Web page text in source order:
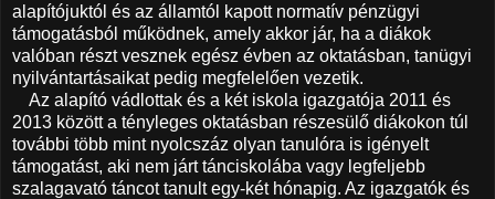
alapítójuktól és az államtól kapott normatív pénzügyi
támogatásból működnek, amely akkor jár, ha a diákok
valóban részt vesznek egész évben az oktatásban, tanügyi
nyilvántartásaikat pedig megfelelően vezetik.
Az alapító vádlottak és a két iskola igazgatója 2011 és
2013 között a tényleges oktatásban részesülő diákokon túl
további több mint nyolcszáz olyan tanulóra is igényelt
támogatást, aki nem járt tánciskolába vagy legfeljebb
szalagavató táncot tanult egy-két hónapig. Az igazgatók és